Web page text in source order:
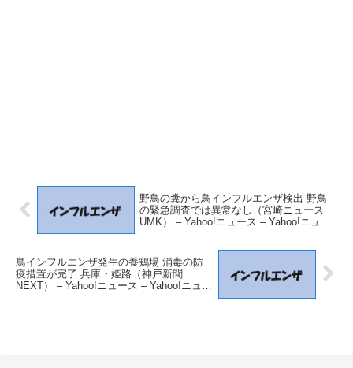
野鳥の糞から鳥インフルエンザ検出 野鳥
の緊急調査では異常なし（宮崎ニュース
UMK） – Yahoo!ニュース – Yahoo!ニュー
鳥インフルエンザ発生の養鶏場 消毒の防
疫措置が完了 兵庫・姫路（神戸新聞
NEXT） – Yahoo!ニュース – Yahoo!ニュー